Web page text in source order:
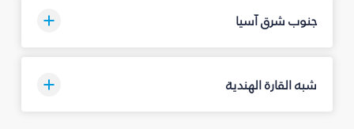
جنوب شرق آسيا
شبه القارة الهندية